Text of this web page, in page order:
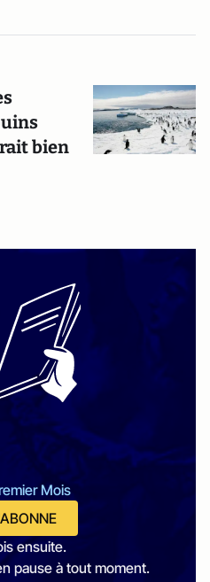
bien
Mois
ensuite.
pause à tout moment.